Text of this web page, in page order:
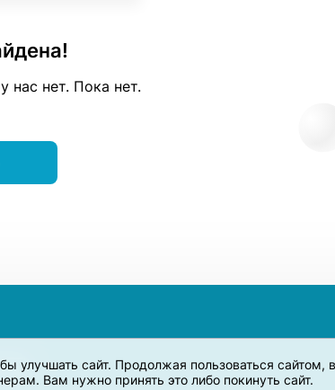
улучшать сайт. Продолжая пользоваться сайтом,
Вам нужно принять это либо покинуть сайт.
нас нет. Пока нет.